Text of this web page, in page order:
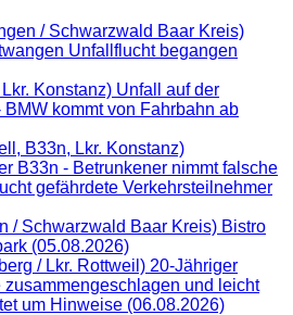
/ Schwarzwald Baar Kreis)
Unfallflucht begangen
Konstanz) Unfall auf der
kommt von Fahrbahn ab
B33n, Lkr. Konstanz)
B33n - Betrunkener nimmt falsche
gefährdete Verkehrsteilnehmer
/ Schwarzwald Baar Kreis) Bistro
(05.08.2026)
/ Lkr. Rottweil) 20-Jähriger
und leicht
um Hinweise (06.08.2026)